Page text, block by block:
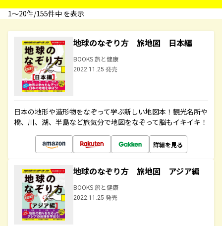
1〜20件/155件中 を表示
地球のなぞり方 旅地図 日本編
BOOKS 旅と健康
2022.11.25 発売
日本の地形や造形物をなぞって学ぶ新しい地図本！観光名所や
橋、川、湖、半島など旅気分で地図をなぞって脳もイキイキ！
詳細を見る
地球のなぞり方 旅地図 アジア編
BOOKS 旅と健康
2022.11.25 発売